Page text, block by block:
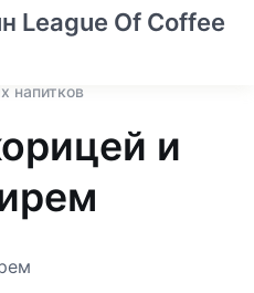
напитков
и